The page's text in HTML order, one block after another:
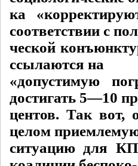
ка
соответствии с
ческой
ссылаются на
«допустимую
достигать 5—10
центов. Так вот,
целом
ситуацию для